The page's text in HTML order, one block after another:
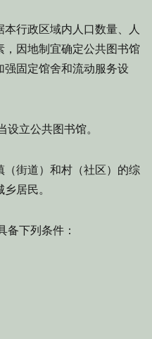
行政区域内人口数量、人
因地制宜确定公共图书馆
固定馆舍和流动服务设
立公共图书馆。
街道）和村（社区）的综
居民。
备下列条件：